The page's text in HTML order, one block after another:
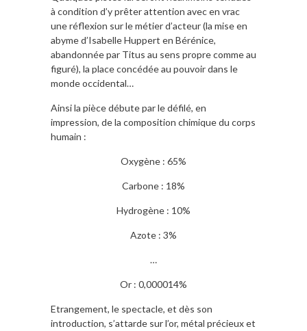
à condition d’y prêter attention avec en vrac
une réflexion sur le métier d’acteur (la mise en
abyme d’Isabelle Huppert en Bérénice,
abandonnée par Titus au sens propre comme au
figuré), la place concédée au pouvoir dans le
monde occidental…
Ainsi la pièce débute par le défilé, en
impression, de la composition chimique du corps
humain :
Oxygène : 65%
Carbone : 18%
Hydrogène : 10%
Azote : 3%
…
Or : 0,000014%
Etrangement, le spectacle, et dès son
introduction, s’attarde sur l’or, métal précieux et